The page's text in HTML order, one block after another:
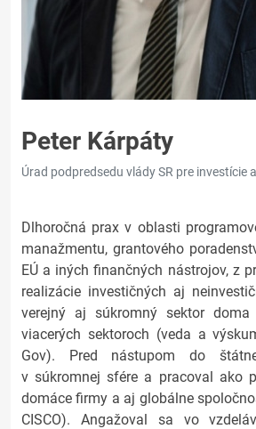
Peter Kárpáty
Úrad podpredsedu vlády SR pre investície
Dlhoročná prax v oblasti
manažmentu, grantového
EÚ a iných finančných nástrojov, z
realizácie investičných aj
verejný aj súkromný sektor
viacerých sektoroch (veda a
Gov). Pred nástupom do
v súkromnej sfére a pracoval ako
domáce firmy a aj globálne
CISCO). Angažoval sa vo